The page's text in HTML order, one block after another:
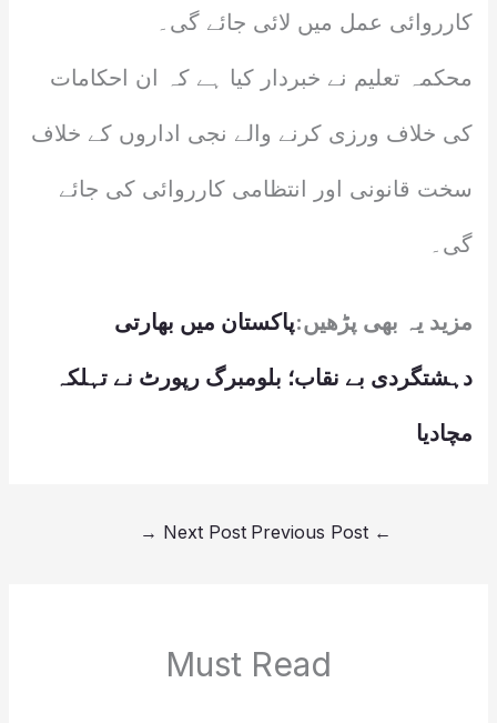
کارروائی عمل میں لائی جائے گی۔
محکمہ تعلیم نے خبردار کیا ہے کہ ان احکامات
کی خلاف ورزی کرنے والے نجی اداروں کے خلاف
سخت قانونی اور انتظامی کارروائی کی جائے
گی۔
مزید یہ بھی پڑھیں:پاکستان میں بھارتی
دہشتگردی بے نقاب؛ بلومبرگ رپورٹ نے تہلکہ
مچادیا
←
Next Post
→
Must Read